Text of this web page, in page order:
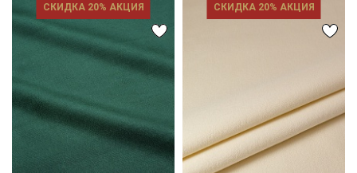
СКИДКА 20% АКЦИЯ СКИДКА 20% АКЦИЯ